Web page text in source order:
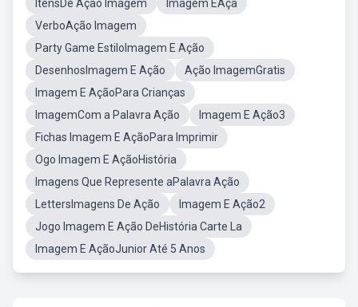
ItensDe Ação Imagem
Imagem EAçã
VerboAção Imagem
Party Game EstiloImagem E Ação
DesenhosImagem E Ação
Ação ImagemGratis
Imagem E AçãoPara Crianças
ImagemCom a Palavra Ação
Imagem E Ação3
Fichas Imagem E AçãoPara Imprimir
Ogo Imagem E AçãoHistória
Imagens Que Represente aPalavra Ação
LettersImagens De Ação
Imagem E Ação2
Jogo Imagem E Ação DeHistória Carte La
Imagem E AçãoJunior Até 5 Anos